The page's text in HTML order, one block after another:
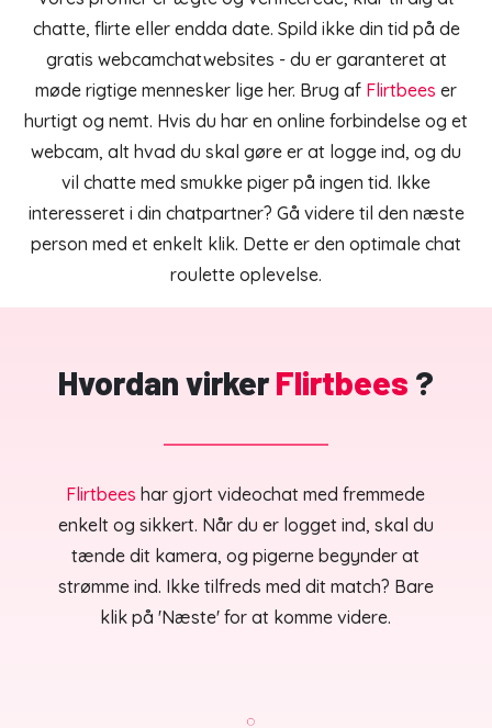
chatte, flirte eller endda date. Spild ikke din tid på de
gratis webcamchatwebsites - du er garanteret at
møde rigtige mennesker lige her. Brug af Flirtbees er
hurtigt og nemt. Hvis du har en online forbindelse og et
webcam, alt hvad du skal gøre er at logge ind, og du
vil chatte med smukke piger på ingen tid. Ikke
interesseret i din chatpartner? Gå videre til den næste
person med et enkelt klik. Dette er den optimale chat
roulette oplevelse.
Hvordan virkerFlirtbees ?
Flirtbees har gjort videochat med fremmede
enkelt og sikkert. Når du er logget ind, skal du
tænde dit kamera, og pigerne begynder at
strømme ind. Ikke tilfreds med dit match? Bare
klik på 'Næste' for at komme videre.